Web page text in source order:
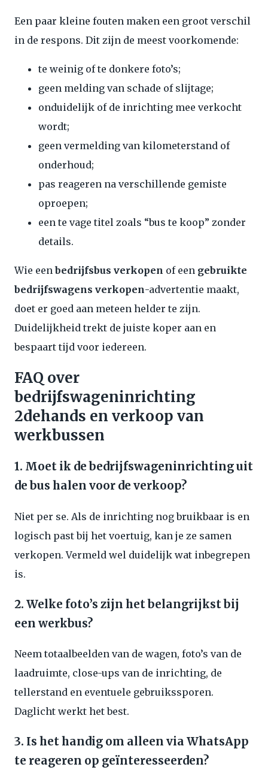
Een paar kleine fouten maken een groot verschil
in de respons. Dit zijn de meest voorkomende:
te weinig of te donkere foto’s;
geen melding van schade of slijtage;
onduidelijk of de inrichting mee verkocht
wordt;
geen vermelding van kilometerstand of
onderhoud;
pas reageren na verschillende gemiste
oproepen;
een te vage titel zoals “bus te koop” zonder
details.
Wie eenbedrijfsbus verkopen of een gebruikte
bedrijfswagens verkopen-advertentie maakt,
doet er goed aan meteen helder te zijn.
Duidelijkheid trekt de juiste koper aan en
bespaart tijd voor iedereen.
FAQ over
bedrijfswageninrichting
2dehands en verkoop van
werkbussen
1. Moet ik de bedrijfswageninrichting uit
de bus halen voor de verkoop?
Niet per se. Als de inrichting nog bruikbaar is en
logisch past bij het voertuig, kan je ze samen
verkopen. Vermeld wel duidelijk wat inbegrepen
is.
2. Welke foto’s zijn het belangrijkst bij
een werkbus?
Neem totaalbeelden van de wagen, foto’s van de
laadruimte, close-ups van de inrichting, de
tellerstand en eventuele gebruikssporen.
Daglicht werkt het best.
3. Is het handig om alleen via WhatsApp
te reageren op geïnteresseerden?